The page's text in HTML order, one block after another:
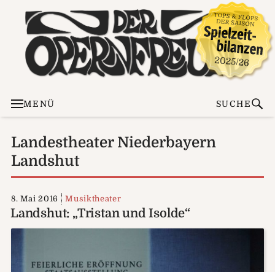
MENÜ SUCHE
Landestheater Niederbayern
Landshut
8. Mai 2016 Musiktheater
Landshut: „Tristan und Isolde“